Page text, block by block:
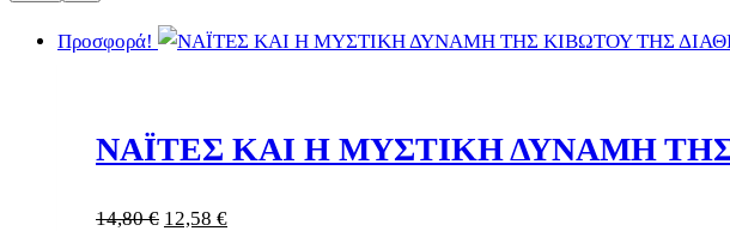
Προσφορά!
ΝΑΪΤΕΣ ΚΑΙ Η ΜΥΣΤΙΚΗ ΔΥΝΑΜΗ
14,80€ Original
12,58 €Η